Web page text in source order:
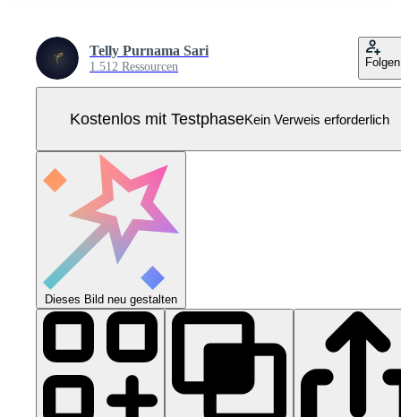
Telly Purnama Sari
1.512 Ressourcen Folgen
Kostenlos mit TestphaseKein Verweis erforderlich
Dieses Bild neu gestalten